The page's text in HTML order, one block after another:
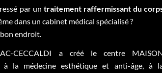
par un traitement raffermissant du
dans un cabinet médical spécialisé ?
endroit.
CECCALDI a créé le centre
à la médecine esthétique et anti-âge, à